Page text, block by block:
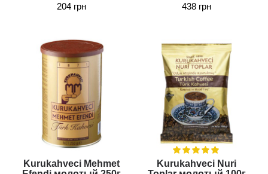
204 грн
438 грн
Kurukahveci Mehmet
Kurukahveci Nuri